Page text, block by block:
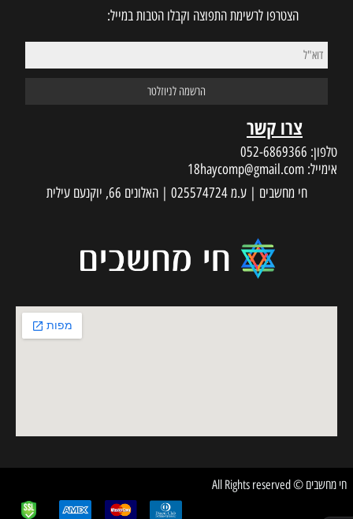
הצטרפו לרשימת התפוצה וקבלו הטבות במייל:
צרו קשר
טלפון: 052-6869366
אימייל: 18haycomp@gmail.com
חי מחשבים | ע.מ 025574724 | האלונים 66, יוקנעם עילית
חי מחשבים © All Rights reserved